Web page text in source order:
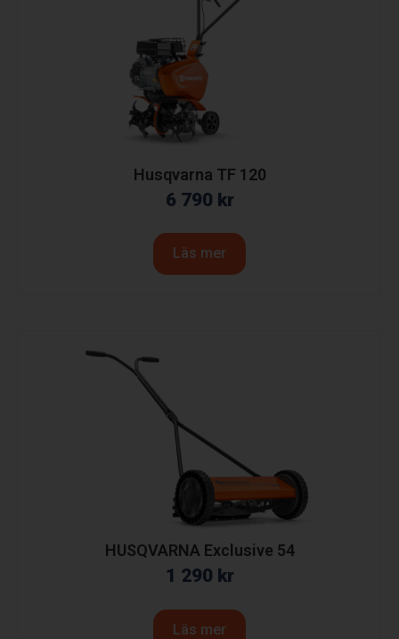
Husqvarna TF 120
6 790 kr
Läs mer
HUSQVARNA Exclusive 54
1 290 kr
Läs mer